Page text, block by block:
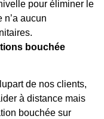
pour éliminer le
n’a aucun
bouchée
de nos clients,
à distance mais
bouchée sur